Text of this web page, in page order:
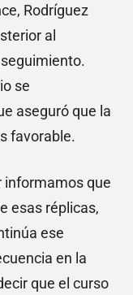
Rodríguez
al
se
aseguró que la
favorable.
informamos que
esas réplicas,
ese
en la
que el curso